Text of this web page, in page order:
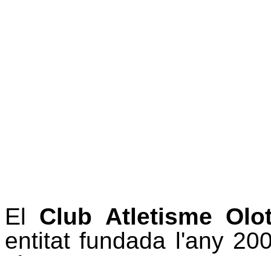
El Club Atletisme
entitat fundada l'any